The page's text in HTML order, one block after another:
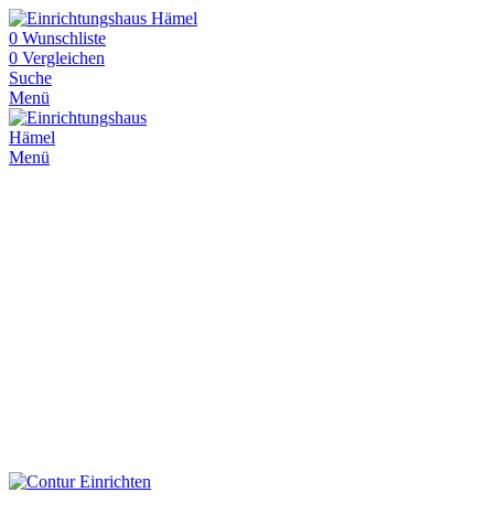
0 Wunschliste
0 Vergleichen
Suche
Menü
Menü